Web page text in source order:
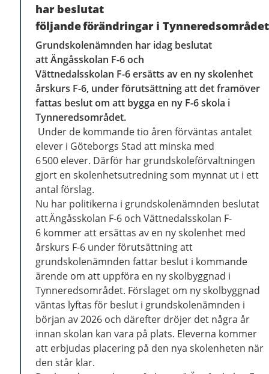
har beslutat
följande förändringar i
Grundskolenämnden har idag beslutat
att Ängåsskolan F-6 och
Vättnedalsskolan F-6 ersätts av en ny skolenhet
årskurs F-6, under förutsättning att det framöver
fattas beslut om att bygga en ny F-6 skola i
Tynneredsområdet.
Under de kommande tio åren förväntas antalet
elever i Göteborgs Stad att minska med
6 500 elever. Därför har grundskoleförvaltningen
gjort en skolenhetsutredning som mynnat ut i ett
antal förslag.
Nu har politikerna i grundskolenämnden beslutat
att Ängåsskolan F-6 och Vättnedalsskolan F-
6 kommer att ersättas av en ny skolenhet med
årskurs F-6 under förutsättning att
grundskolenämnden fattar beslut i kommande
ärende om att uppföra en ny skolbyggnad i
Tynneredsområdet. Förslaget om ny skolbyggnad
väntas lyftas för beslut i grundskolenämnden i
början av 2026 och därefter dröjer det några år
innan skolan kan vara på plats. Eleverna kommer
att erbjudas placering på den nya skolenheten när
den står klar.